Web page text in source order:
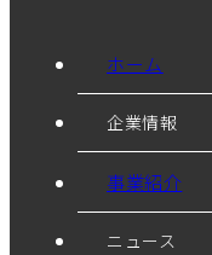
ホーム
企業情報
事業紹介
ニュース